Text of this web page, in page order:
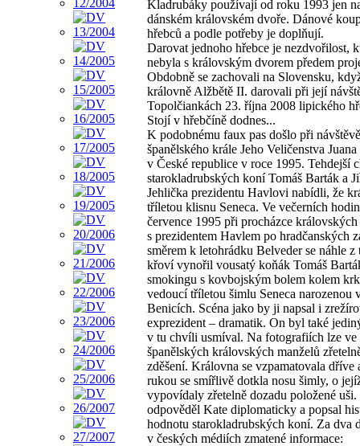
Kladrubáky používají od roku 1993 jen
dánském královském dvoře. Dánové
hřebců a podle potřeby je doplňují.
Darovat jednoho hřebce je nezdvořilost,
nebyla s královským dvorem předem
Obdobně se zachovali na Slovensku,
královně Alžbětě II. darovali při její
Topolčiankách 23. října 2008 lipického
Stojí v hřebčíně dodnes...
K podobnému faux pas došlo při návštěvě
španělského krále Jeho Veličenstva
v České republice v roce 1995. Tehdejší
starokladrubských koní Tomáš Barták a
Jehlička prezidentu Havlovi nabídli, že
tříletou klisnu Seneca. Ve večerních
července 1995 při procházce
s prezidentem Havlem po hradčanských
směrem k letohrádku Belveder se náhle z
křoví vynořil vousatý koňák Tomáš
smokingu s kovbojským bolem kolem
vedoucí tříletou šimlu Seneca narozenou
Benicích. Scéna jako by ji napsal i
exprezident – dramatik. On byl také
v tu chvíli usmíval. Na fotografiích lze ve
španělských královských manželů
zděšení. Královna se vzpamatovala dříve
rukou se smířlivě dotkla nosu šimly, o
vypovídaly zřetelně dozadu položené uši.
odpověděl Kate diplomaticky a popsal
hodnotu starokladrubských koní. Za dva
v českých médiích zmatené informace: